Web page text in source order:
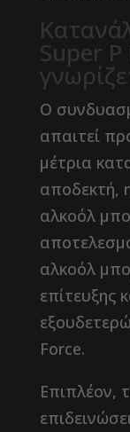
Super P
Ο
απαιτεί
μέτρια
αποδεκτή,
αλκοόλ
αλκοόλ
επίτευξης
Force.
Επιπλέον,